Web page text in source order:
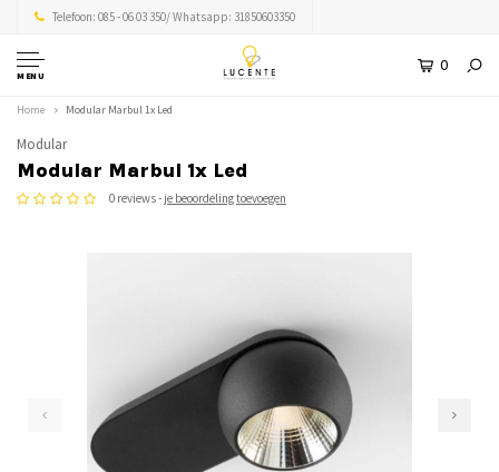
Telefoon: 085 - 06 03 350/ Whatsapp: 31850603350
MENU
0
Home Modular Marbul 1x Led
Modular
Modular Marbul 1x Led
0 reviews - je beoordeling toevoegen